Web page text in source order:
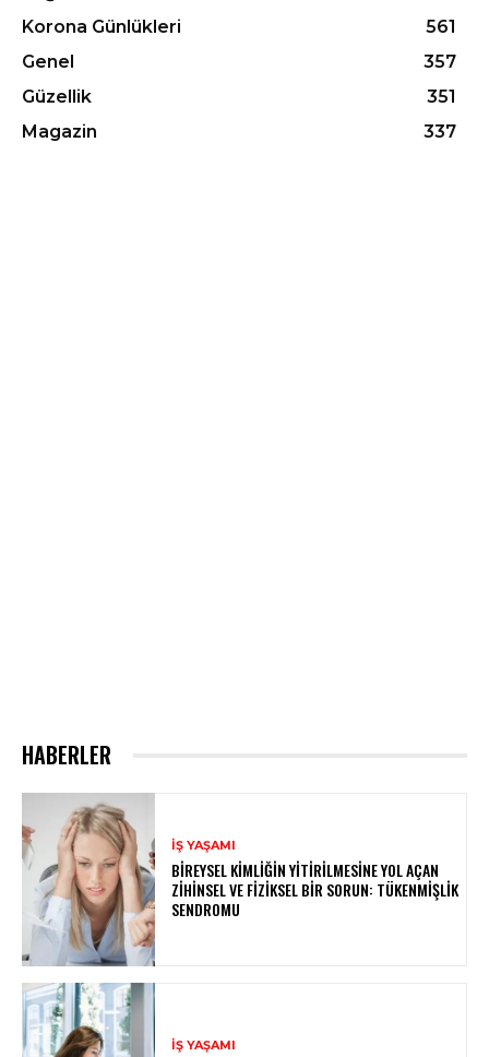
Korona Günlükleri
561
Genel
357
Güzellik
351
Magazin
337
HABERLER
İŞ YAŞAMI
BIREYSEL KIMLIĞIN YITIRILMESINE YOL AÇAN
ZIHINSEL VE FIZIKSEL BIR SORUN: TÜKENMIŞLIK
SENDROMU
İŞ YAŞAMI